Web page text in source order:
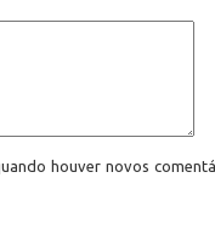
houver novos